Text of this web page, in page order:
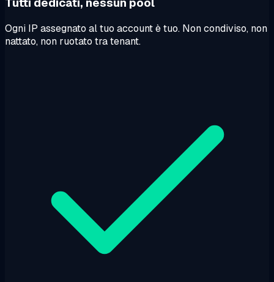
Ogni IP assegnato al tuo account è tuo. Non condiviso, non
nattato, non ruotato tra tenant.